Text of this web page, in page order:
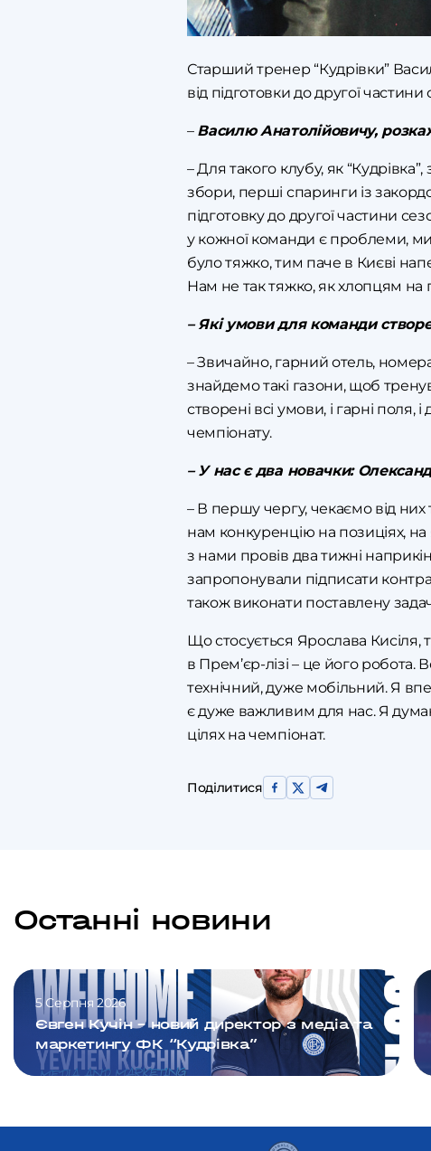
Старший тренер “Кудрівки”
від підготовки до другої частини
– Василю Анатолійовичу,
– Для такого клубу, як
збори, перші спаринги із
підготовку до другої частини
у кожної команди є проблеми,
було тяжко, тим паче в Києві
Нам не так тяжко, як хлопцям на
– Які умови для команди
– Звичайно, гарний отель,
знайдемо такі газони, щоб
створені всі умови, і гарні
чемпіонату.
– У нас є два новачки:
– В першу чергу, чекаємо від
нам конкуренцію на позиціях,
з нами провів два тижні
запропонували підписати
також виконати поставлену
Що стосується Ярослава Кисіля,
в Прем’єр-лізі – це його робота.
технічний, дуже мобільний. Я
є дуже важливим для нас. Я
цілях на чемпіонат.
Поділитися
Останні новини
5 Серпня 2026
Євген Кучін – новий директор з медіа та
маркетингу ФК “Кудрівка”